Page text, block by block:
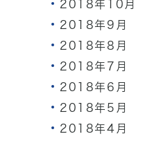
2018年10月
2018年9月
2018年8月
2018年7月
2018年6月
2018年5月
2018年4月